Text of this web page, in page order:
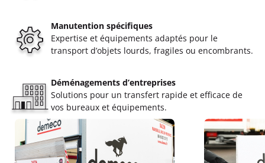
Manutention spécifiques
Expertise et équipements adaptés pour le
transport d’objets lourds, fragiles ou encombrants.
Déménagements d’entreprises
Solutions pour un transfert rapide et efficace de
vos bureaux et équipements.